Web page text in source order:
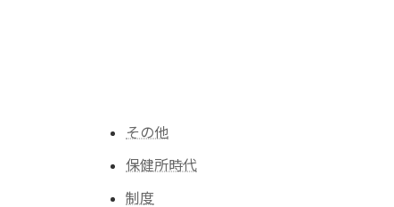
その他
保健所時代
制度